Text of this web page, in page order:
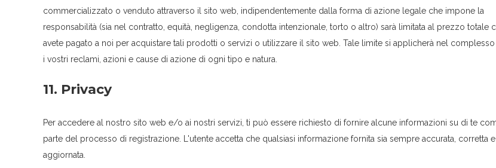
commercializzato o venduto attraverso il sito web, indipendentemente dalla forma di azione legale che impone la
responsabilità (sia nel contratto, equità, negligenza, condotta intenzionale, torto o altro) sarà limitata al prezzo totale
avete pagato a noi per acquistare tali prodotti o servizi o utilizzare il sito web. Tale limite si applicherà nel complesso
i vostri reclami, azioni e cause di azione di ogni tipo e natura.
11. Privacy
Per accedere al nostro sito web e/o ai nostri servizi, ti può essere richiesto di fornire alcune informazioni su di te
parte del processo di registrazione. L'utente accetta che qualsiasi informazione fornita sia sempre accurata, corretta e
aggiornata.